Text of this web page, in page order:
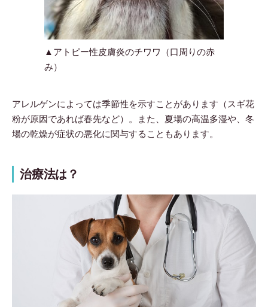
▲アトピー性皮膚炎のチワワ（口周りの赤
み）
アレルゲンによっては季節性を示すことがあります（スギ花
粉が原因であれば春先など）。また、夏場の高温多湿や、冬
場の乾燥が症状の悪化に関与することもあります。
治療法は？